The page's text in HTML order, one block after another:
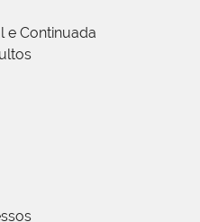
e Continuada